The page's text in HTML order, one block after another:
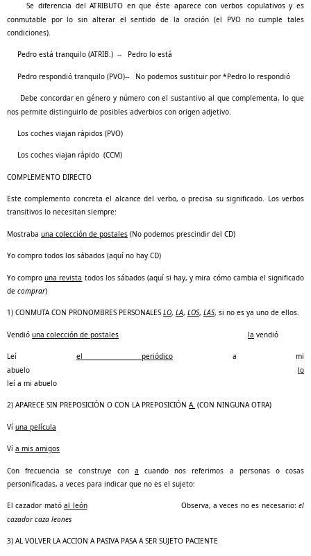
Se diferencia del ATRIBUTO en que éste aparece con verbos copulativos y es
conmutable por lo sin alterar el sentido de la oración (el PVO no cumple tales
condiciones).
Pedro está tranquilo (ATRIB.) -- Pedro lo está
Pedro respondió tranquilo (PVO)-- No podemos sustituir por *Pedro lo respondió
Debe concordar en género y número con el sustantivo al que complementa, lo que
nos permite distinguirlo de posibles adverbios con origen adjetivo.
Los coches viajan rápidos (PVO)
Los coches viajan rápido (CCM)
COMPLEMENTO DIRECTO
Este complemento concreta el alcance del verbo, o precisa su significado. Los verbos
transitivos lo necesitan siempre:
Mostraba una colección de postales (No podemos prescindir del CD)
Yo compro todos los sábados (aquí no hay CD)
Yo comprouna revista todos los sábados (aquí si hay, y mira cómo cambia el significado
de comprar)
1) CONMUTA CON PRONOMBRES PERSONALES LO, LA, LOS, LAS, si no es ya uno de ellos.
Vendió una colección de postales la vendió
Leí el periódico a mi
abuelo lo
leí a mi abuelo
2) APARECE SIN PREPOSICIÓN O CON LA PREPOSICIÓN A. (CON NINGUNA OTRA)
Ví una película
Ví a mis amigos
Con frecuencia se construye con a cuando nos referimos a personas o cosas
personificadas, a veces para indicar que no es el sujeto:
El cazador matóal leónObserva, a veces no es necesario:el
cazador caza leones
3) AL VOLVER LA ACCION A PASIVA PASA A SER SUJETO PACIENTE